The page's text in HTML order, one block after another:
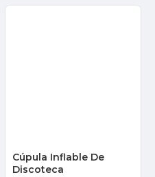
Cúpula Inflable De
Discoteca